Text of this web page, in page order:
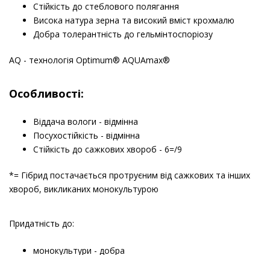
Стійкість до стеблового полягання
Висока натура зерна та високий вміст крохмалю
Добра толерантність до гельмінтоспоріозу
AQ - технологія Optimum® AQUAmax®
Особливості:
Віддача вологи - відмінна
Посухостійкість - відмінна
Стійкість до сажкових хвороб - 6=/9
*= Гібрид постачається протруєним від сажкових та інших
хвороб, викликаних монокультурою
Придатність до:
монокультури - добра